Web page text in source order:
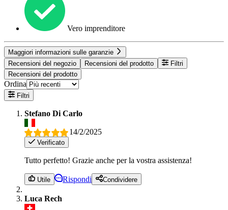
Vero imprenditore
Maggiori informazioni sulle garanzie
Recensioni del negozio
Recensioni del prodotto
Filtri
Recensioni del prodotto
Ordina
Filtri
Stefano Di Carlo
14/2/2025
Verificato
Tutto perfetto! Grazie anche per la vostra assistenza!
Utile Rispondi Condividere
Luca Rech